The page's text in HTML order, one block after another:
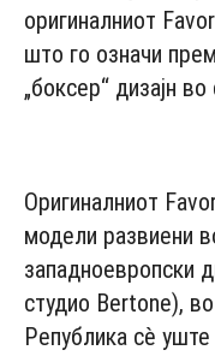
оригиналниот
што го означи
„боксер“ дизајн
Оригиналниот
модели развиени
западноевропски
студио Bertone),
Република сè